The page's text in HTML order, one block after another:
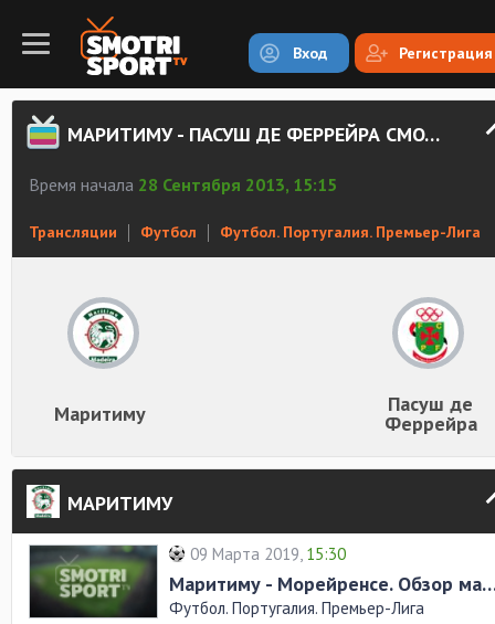
Вход Регистрация
МАРИТИМУ - ПАСУШ ДЕ ФЕРРЕЙРА СМОТРЕТЬ ОНЛАЙН
Время начала 28 Сентября 2013, 15:15
Трансляции Футбол Футбол. Португалия. Премьер-Лига
Маритиму Пасуш де
Феррейра
МАРИТИМУ
09 Марта 2019, 15:30
Маритиму -
Футбол. Португалия. Премьер-Лига